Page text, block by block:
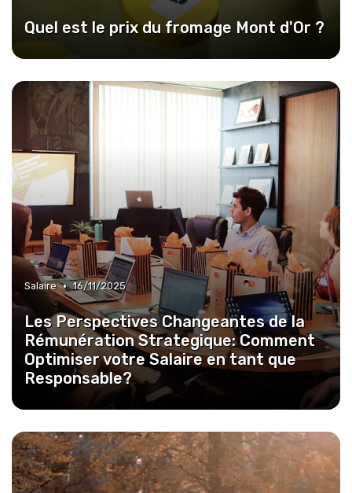
Quel est le prix du fromage Mont d'Or ?
Salaire • 16/11/2025
Les Perspectives Changeantes de la
Rémunération Strategique: Comment
Optimiser votre Salaire en tant que
Responsable?